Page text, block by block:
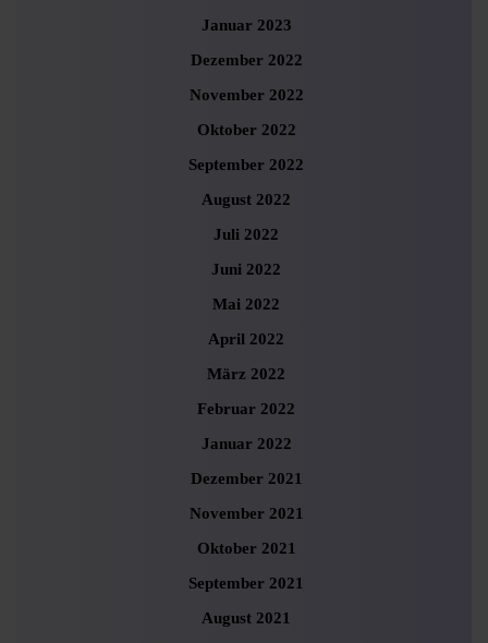
Januar 2023
Dezember 2022
November 2022
Oktober 2022
September 2022
August 2022
Juli 2022
Juni 2022
Mai 2022
April 2022
März 2022
Februar 2022
Januar 2022
Dezember 2021
November 2021
Oktober 2021
September 2021
August 2021